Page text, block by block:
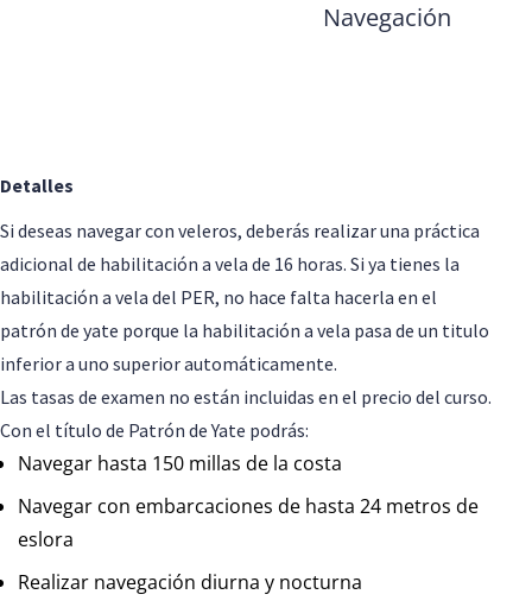
Navegación
Detalles
Si deseas navegar con veleros, deberás realizar una práctica
adicional de habilitación a vela de 16 horas. Si ya tienes la
habilitación a vela del PER, no hace falta hacerla en el
patrón de yate porque la habilitación a vela pasa de un titulo
inferior a uno superior automáticamente.
Las tasas de examen no están incluidas en el precio del curso.
Con el título de Patrón de Yate podrás:
Navegar hasta 150 millas de la costa
Navegar con embarcaciones de hasta 24 metros de
eslora
Realizar navegación diurna y nocturna